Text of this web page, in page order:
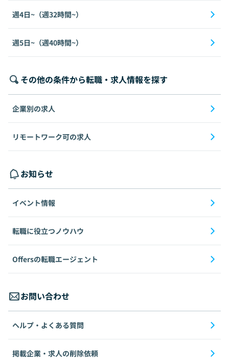
週4日~（週32時間~）
週5日~（週40時間~）
その他の条件から転職・求人情報を探す
企業別の求人
リモートワーク可の求人
お知らせ
イベント情報
転職に役立つノウハウ
Offersの転職エージェント
お問い合わせ
ヘルプ・よくある質問
掲載企業・求人の削除依頼